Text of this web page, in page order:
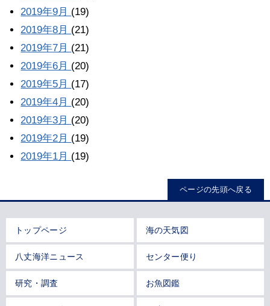
2019年9月 (19)
2019年8月 (21)
2019年7月 (21)
2019年6月 (20)
2019年5月 (17)
2019年4月 (20)
2019年3月 (20)
2019年2月 (19)
2019年1月 (19)
ページの先頭へ戻る
トップページ 海の天気図
八丈海洋ニュース センター便り
研究・調査 お魚図鑑